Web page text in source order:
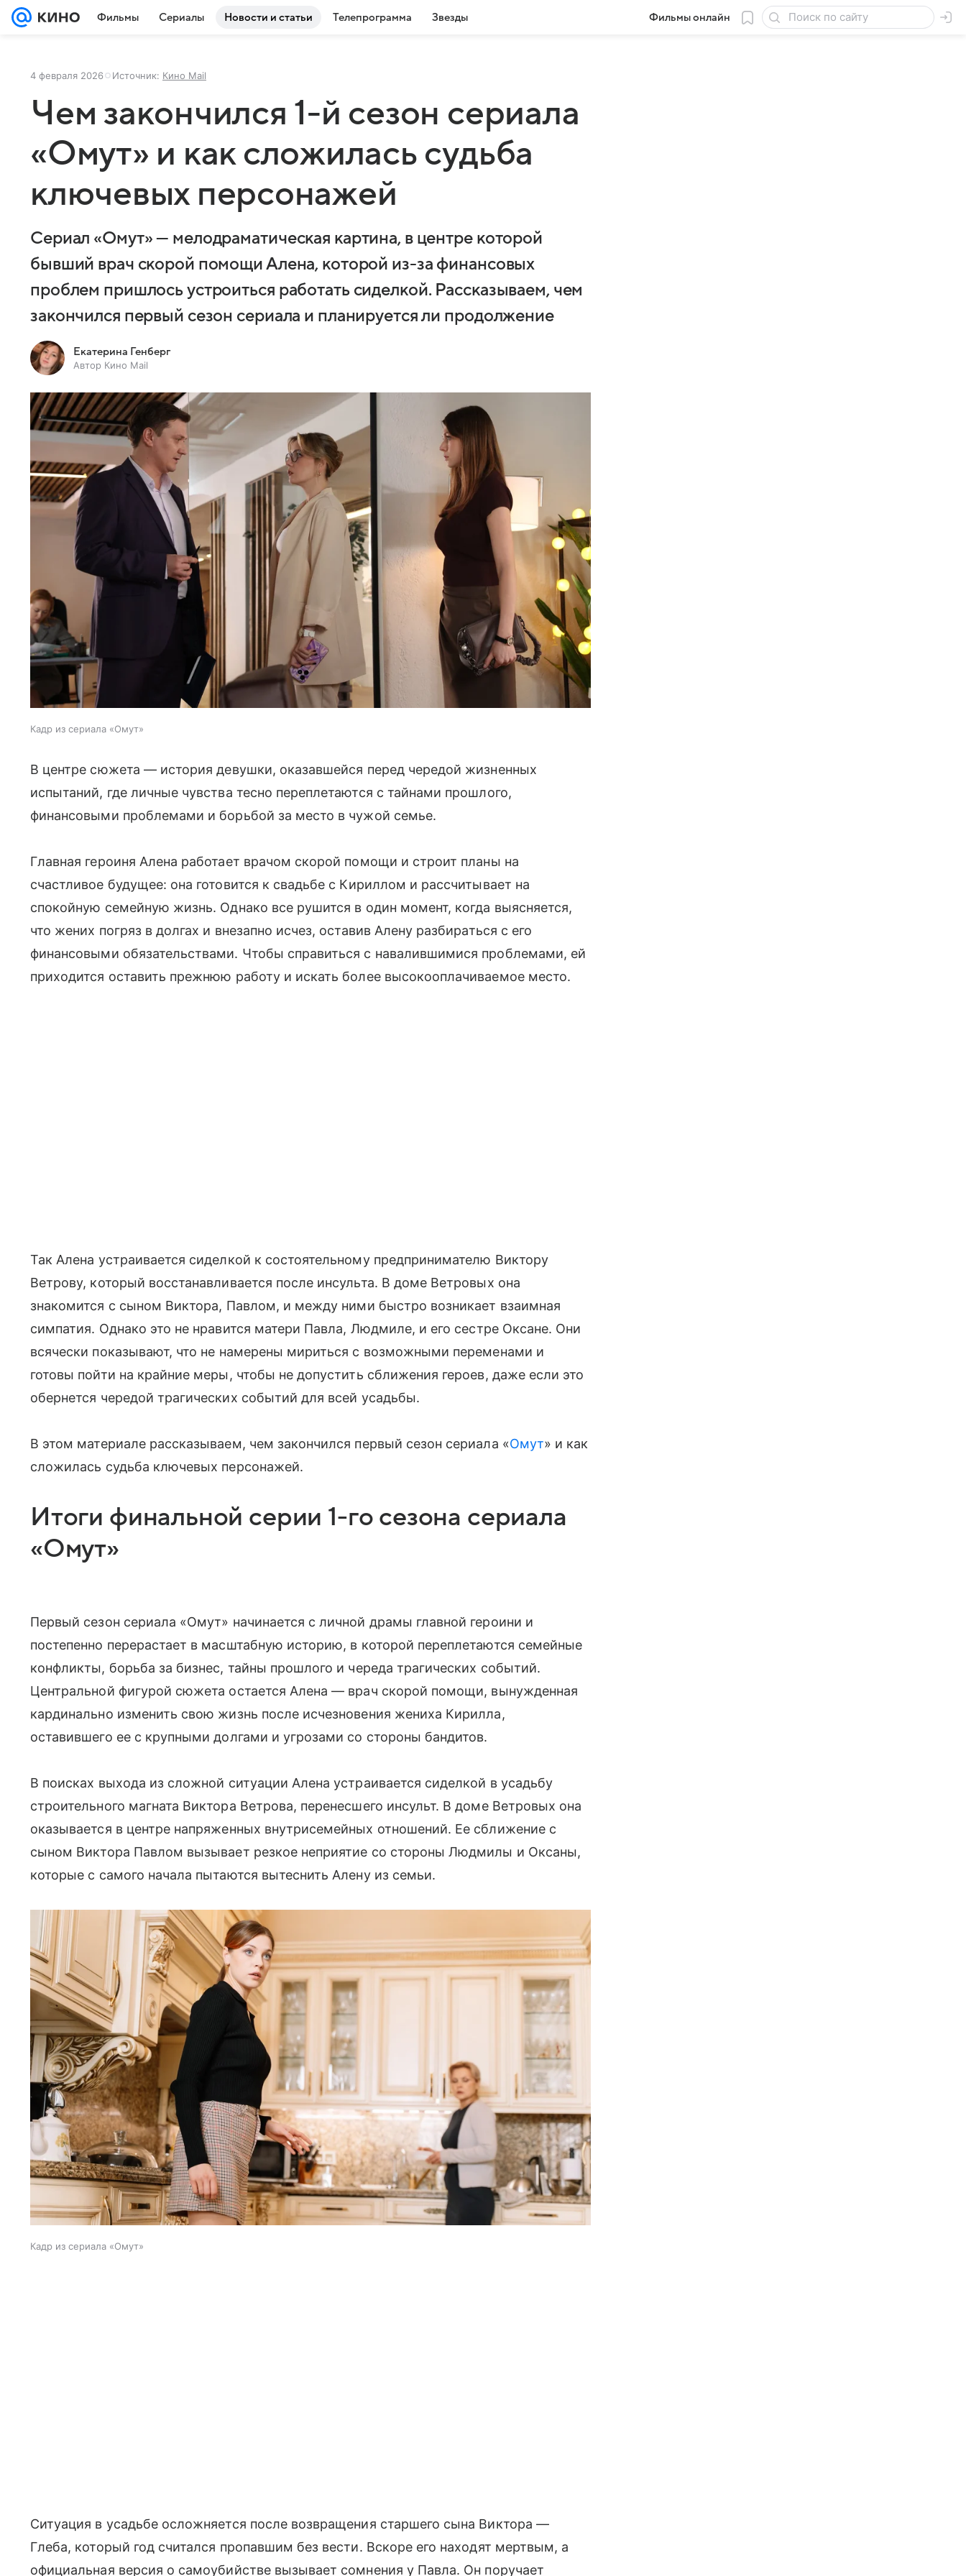
Фильмы Сериалы Новости и статьи Телепрограмма Звезды Фильмы онлайн
4 февраля 2026 Источник: Кино Mail
Чем закончился 1-й сезон сериала
«Омут» и как сложилась судьба
ключевых персонажей
Сериал «Омут» — мелодраматическая картина, в центре которой
бывший врач скорой помощи Алена, которой из-за финансовых
проблем пришлось устроиться работать сиделкой. Рассказываем, чем
закончился первый сезон сериала и планируется ли продолжение
Екатерина Генберг
Автор Кино Mail
Кадр из сериала «Омут»
В центре сюжета — история девушки, оказавшейся перед чередой жизненных
испытаний, где личные чувства тесно переплетаются с тайнами прошлого,
финансовыми проблемами и борьбой за место в чужой семье.
Главная героиня Алена работает врачом скорой помощи и строит планы на
счастливое будущее: она готовится к свадьбе с Кириллом и рассчитывает на
спокойную семейную жизнь. Однако все рушится в один момент, когда выясняется,
что жених погряз в долгах и внезапно исчез, оставив Алену разбираться с его
финансовыми обязательствами. Чтобы справиться с навалившимися проблемами, ей
приходится оставить прежнюю работу и искать более высокооплачиваемое место.
Так Алена устраивается сиделкой к состоятельному предпринимателю Виктору
Ветрову, который восстанавливается после инсульта. В доме Ветровых она
знакомится с сыном Виктора, Павлом, и между ними быстро возникает взаимная
симпатия. Однако это не нравится матери Павла, Людмиле, и его сестре Оксане. Они
всячески показывают, что не намерены мириться с возможными переменами и
готовы пойти на крайние меры, чтобы не допустить сближения героев, даже если это
обернется чередой трагических событий для всей усадьбы.
В этом материале рассказываем, чем закончился первый сезон сериала «Омут» и как
сложилась судьба ключевых персонажей.
Итоги финальной серии 1-го сезона сериала
«Омут»
Первый сезон сериала «Омут» начинается с личной драмы главной героини и
постепенно перерастает в масштабную историю, в которой переплетаются семейные
конфликты, борьба за бизнес, тайны прошлого и череда трагических событий.
Центральной фигурой сюжета остается Алена — врач скорой помощи, вынужденная
кардинально изменить свою жизнь после исчезновения жениха Кирилла,
оставившего ее с крупными долгами и угрозами со стороны бандитов.
В поисках выхода из сложной ситуации Алена устраивается сиделкой в усадьбу
строительного магната Виктора Ветрова, перенесшего инсульт. В доме Ветровых она
оказывается в центре напряженных внутрисемейных отношений. Ее сближение с
сыном Виктора Павлом вызывает резкое неприятие со стороны Людмилы и Оксаны,
которые с самого начала пытаются вытеснить Алену из семьи.
Кадр из сериала «Омут»
Ситуация в усадьбе осложняется после возвращения старшего сына Виктора —
Глеба, который год считался пропавшим без вести. Вскоре его находят мертвым, а
официальная версия о самоубийстве вызывает сомнения у Павла. Он поручает